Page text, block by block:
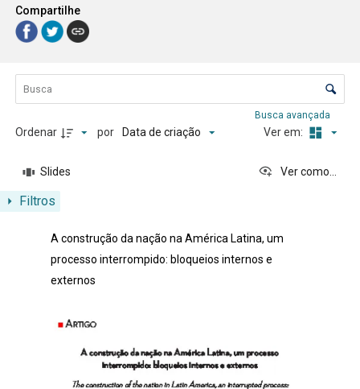
Compartilhe
Lista de itens
Controle de ordenação e visualização
Filtros
Busca avançada
Ordenar por Data de criação Ver em:
Slides Ver como...
Resultados da lista de itens
A construção da nação na América Latina, um
processo interrompido: bloqueios internos e
externos